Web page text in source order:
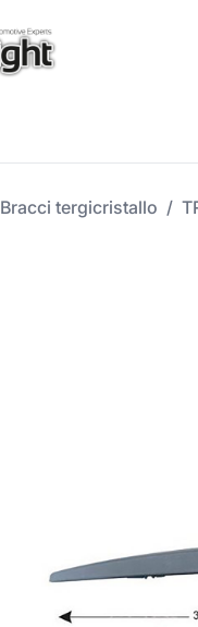
Bracci tergicristallo /